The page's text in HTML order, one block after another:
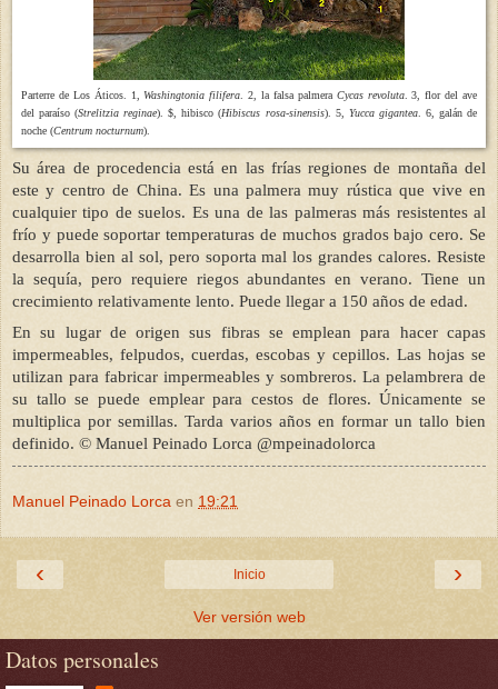
Parterre de Los Áticos. 1,Washingtonia filifera . 2, la falsa palmera Cycas revoluta. 3, flor del ave
del paraíso (Strelitzia reginae). $, hibisco (Hibiscus rosa-sinensis). 5, Yucca gigantea. 6, galán de
noche (Centrum nocturnum).
Su área de procedencia está en las frías regiones de montaña del
este y centro de China. Es una palmera muy rústica que vive en
cualquier tipo de suelos. Es una de las palmeras más resistentes al
frío y puede soportar temperaturas de muchos grados bajo cero. Se
desarrolla bien al sol, pero soporta mal los grandes calores. Resiste
la sequía, pero requiere riegos abundantes en verano. Tiene un
crecimiento relativamente lento. Puede llegar a 150 años de edad.
En su lugar de origen sus fibras se emplean para hacer capas
impermeables, felpudos, cuerdas, escobas y cepillos. Las hojas se
utilizan para fabricar impermeables y sombreros. La pelambrera de
su tallo se puede emplear para cestos de flores. Únicamente se
multiplica por semillas. Tarda varios años en formar un tallo bien
definido. © Manuel Peinado Lorca @mpeinadolorca
Manuel Peinado Lorca en 19:21
‹ ›
Inicio
Ver versión web
Datos personales